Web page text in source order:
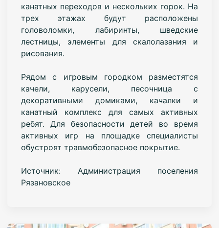
канатных переходов и нескольких горок. На
трех этажах будут расположены
головоломки, лабиринты, шведские
лестницы, элементы для скалолазания и
рисования.
Рядом с игровым городком разместятся
качели, карусели, песочница с
декоративными домиками, качалки и
канатный комплекс для самых активных
ребят. Для безопасности детей во время
активных игр на площадке специалисты
обустроят травмобезопасное покрытие.
Источник: Администрация поселения
Рязановское